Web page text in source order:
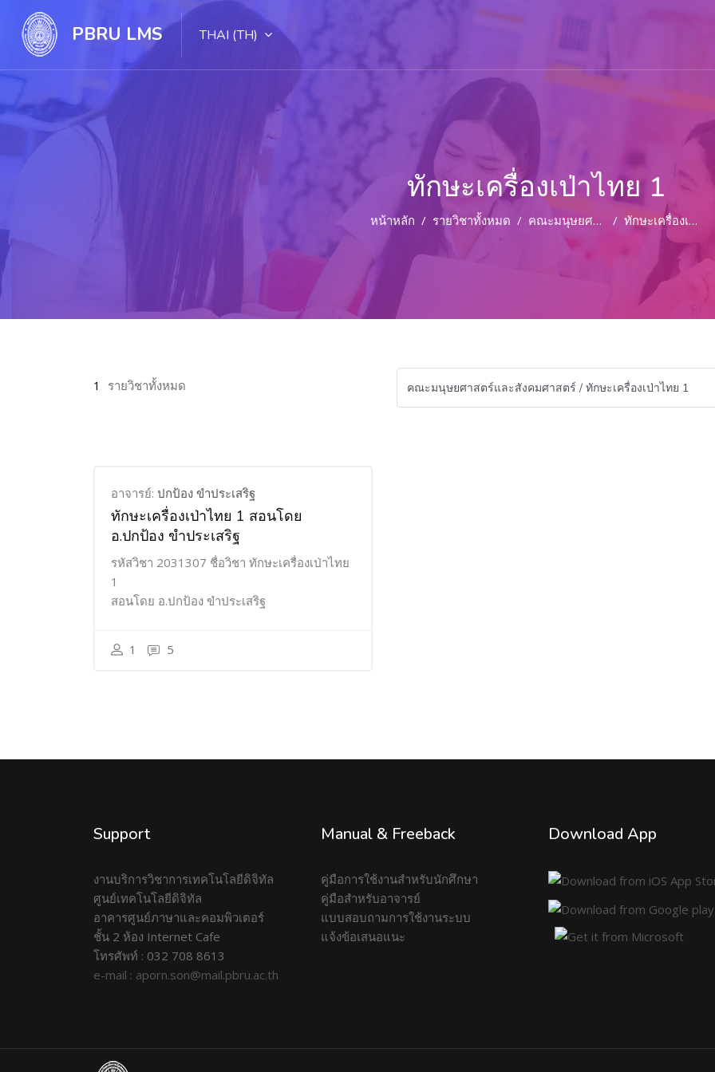
PBRU LMS THAI ‎(TH)‎
ทักษะเครื่องเป่าไทย 1
หน้าหลัก รายวิชาทั้งหมด คณะมนุษยศาสตร์และสังคมศาสตร์ ทักษะเครื่องเป่าไทย 1
1
รายวิชาทั้งหมด
อาจารย์: ปกป้อง ขำประเสริฐ
ทักษะเครื่องเป่าไทย 1 สอนโดย
อ.ปกป้อง ขำประเสริฐ
รหัสวิชา 2031307 ชื่อวิชา ทักษะเครื่องเป่าไทย
1
สอนโดย อ.ปกป้อง ขำประเสริฐ
1 5
Support
งานบริการวิชาการเทคโนโลยีดิจิทัล
ศูนย์เทคโนโลยีดิจิทัล
อาคารศูนย์ภาษาและคอมพิวเตอร์
ชั้น 2 ห้อง Internet Cafe
โทรศัพท์ : 032 708 8613
e-mail : aporn.son@mail.pbru.ac.th
Manual & Freeback
คู่มือการใช้งานสำหรับนักศึกษา
คู่มือสำหรับอาจารย์
แบบสอบถามการใช้งานระบบ
แจ้งข้อเสนอแนะ
Download App